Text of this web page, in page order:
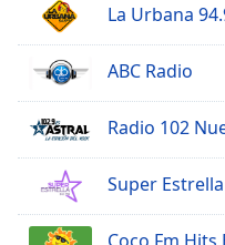
Size
Text
Edge
Style
Font
La Urbana
ABC Radio
Radio 102
Super